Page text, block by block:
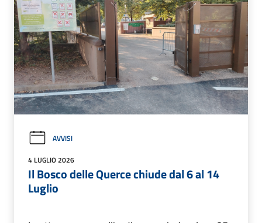
AVVISI
4 LUGLIO 2026
Il Bosco delle Querce chiude dal 6 al 14
Luglio